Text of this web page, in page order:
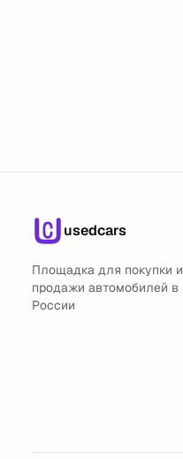
usedcars
Площадка для покупки и
продажи автомобилей в
России